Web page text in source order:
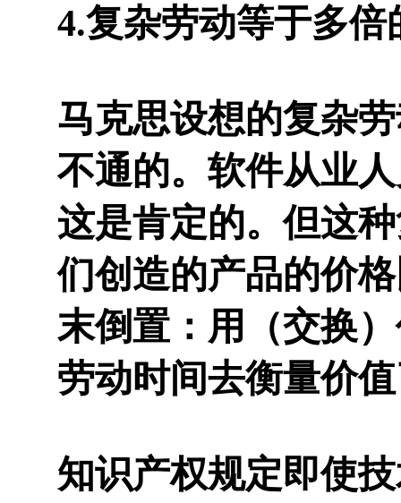
4.复杂劳动等于多
马克思设想的复杂
不通的。软件从业
这是肯定的。但这
们创造的产品的价
末倒置：用（交换
劳动时间去衡量价
知识产权规定即使